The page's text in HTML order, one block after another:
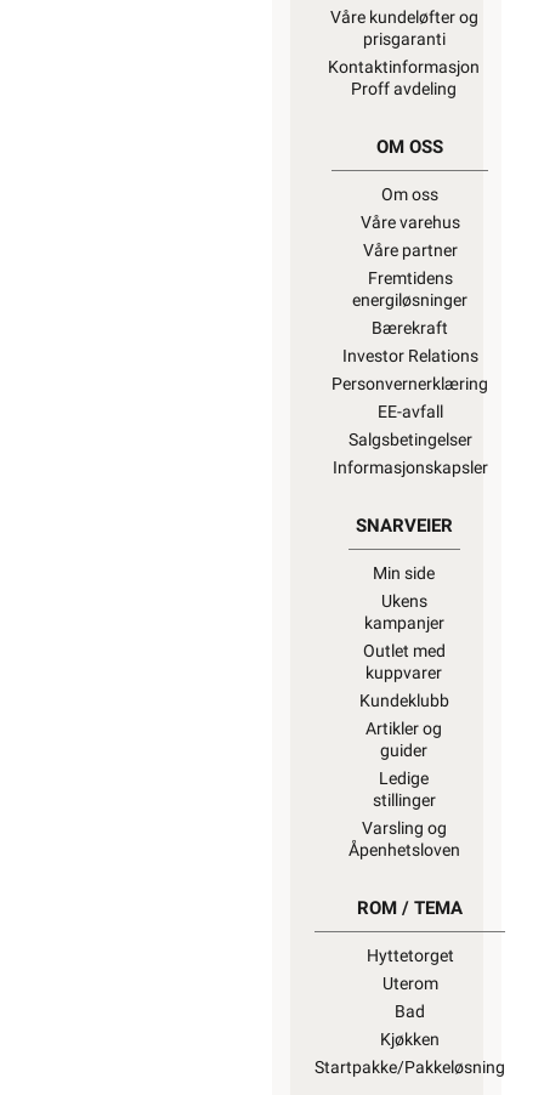
Våre kundeløfter og
prisgaranti
Kontaktinformasjon
Proff avdeling
OM OSS
Om oss
Våre varehus
Våre partner
Fremtidens
energiløsninger
Bærekraft
Investor Relations
Personvernerklæring
EE-avfall
Salgsbetingelser
Informasjonskapsler
SNARVEIER
Min side
Ukens
kampanjer
Outlet med
kuppvarer
Kundeklubb
Artikler og
guider
Ledige
stillinger
Varsling og
Åpenhetsloven
ROM / TEMA
Hyttetorget
Uterom
Bad
Kjøkken
Startpakke/Pakkeløsning